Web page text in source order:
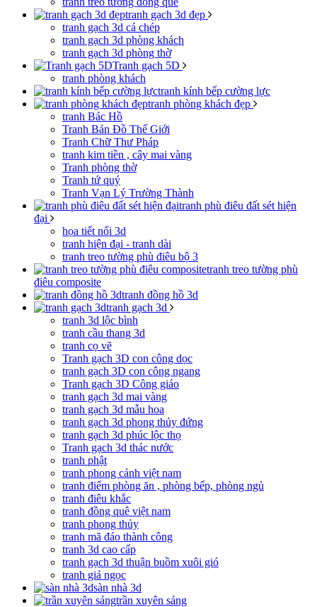
tranh gạch 3d đẹp
tranh gạch 3d cá chép
tranh gạch 3d phòng khách
tranh gạch 3d phòng thờ
Tranh gạch 5D
tranh phòng khách
tranh kính bếp cường lực
tranh phòng khách đẹp
tranh Bác Hồ
Tranh Bản Đồ Thế Giới
Tranh Chữ Thư Pháp
tranh kim tiền , cây mai vàng
Tranh phòng thờ
Tranh tứ quý
Tranh Vạn Lý Trường Thành
tranh phù điêu đất sét hiện
đại
họa tiết nổi 3d
tranh hiện đại - tranh dài
tranh treo tường phù điêu bộ 3
tranh treo tường phù
điêu composite
tranh đồng hồ 3d
tranh gạch 3d
tranh 3d lộc bình
tranh cầu thang 3d
tranh cọ vẽ
Tranh gạch 3D con công dọc
tranh gạch 3D con công ngang
Tranh gạch 3D Công giáo
tranh gạch 3d mai vàng
tranh gạch 3d mẫu hoa
tranh gạch 3d phong thủy đứng
tranh gạch 3d phúc lộc thọ
Tranh gạch 3d thác nước
tranh phật
tranh phong cảnh việt nam
tranh điểm phòng ăn , phòng bếp, phòng ngủ
tranh điêu khắc
tranh đồng quê việt nam
tranh phong thủy
tranh mã đáo thành công
tranh 3d cao cấp
tranh gạch 3d thuận buồm xuôi gió
tranh giả ngọc
sàn nhà 3d
trần xuyên sáng